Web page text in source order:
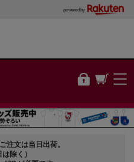
powered by
注文は当日出荷。
は除く）